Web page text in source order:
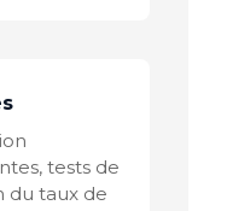
tests de
du taux de